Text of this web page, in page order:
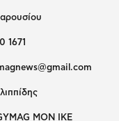
1671
ΜΟΝ ΙΚΕ